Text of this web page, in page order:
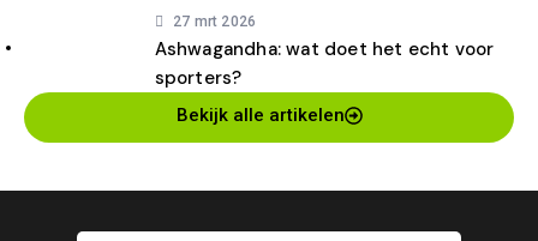
27 mrt 2026
Ashwagandha: wat doet het echt voor
sporters?
Bekijk alle artikelen